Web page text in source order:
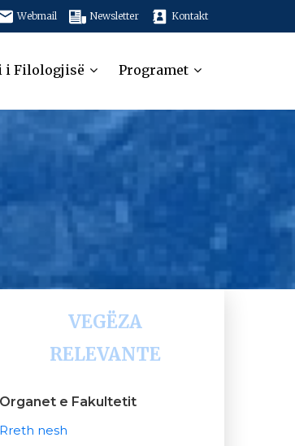
Webmail Newsletter Kontakt
i Filologjisë Programet
VEGËZA
RELEVANTE
Organet e Fakultetit
Rreth nesh